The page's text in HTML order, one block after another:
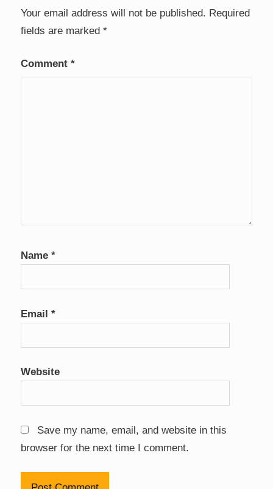
Your email address will not be published. Required
fields are marked *
Comment *
Name *
Email *
Website
Save my name, email, and website in this
browser for the next time I comment.